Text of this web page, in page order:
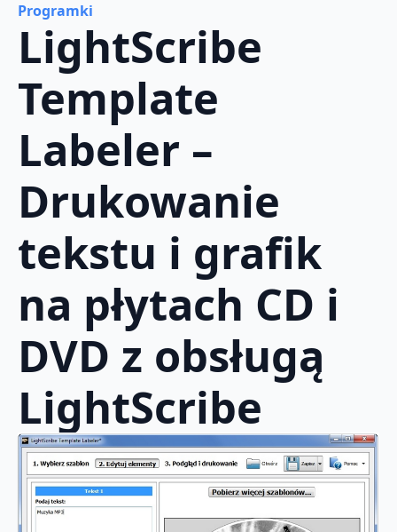
Programki
LightScribe
Template
Labeler –
Drukowanie
tekstu i grafik
na płytach CD i
DVD z obsługą
LightScribe